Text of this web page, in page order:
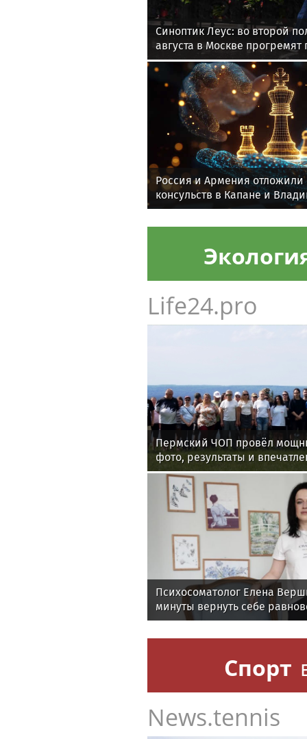
Синоптик Леус: во второй
августа в Москве прогремят
Россия и Армения отложили
консульств в Капане и
Life24.pro
Пермский ЧОП провёл
фото, результаты и
мероприятия
Психосоматолог Елена
минуты вернуть себе
Спорт
News.tennis